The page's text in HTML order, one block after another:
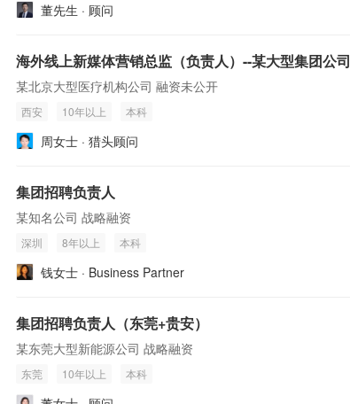
董先生 · 顾问
海外线上新媒体营销总监（负责人）--某大型集团公司
某北京大型医疗机构公司 融资未公开
西安 10年以上 本科
周女士 · 猎头顾问
集团招聘负责人
某知名公司 战略融资
深圳 8年以上 本科
钱女士 · Business Partner
集团招聘负责人（东莞+贵安）
某东莞大型新能源公司 战略融资
东莞 10年以上 本科